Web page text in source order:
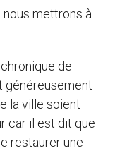
nous mettrons à
de
généreusement
la ville soient
car il est dit que
restaurer une